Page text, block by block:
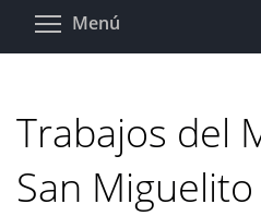
Pasar
Menú
Trabajos del
San Miguelito